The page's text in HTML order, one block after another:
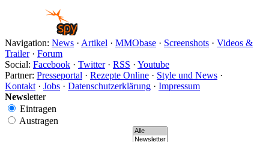
Navigation: News · Artikel · MMObase · Screenshots · Videos &
Trailer· Forum
Social: Facebook · Twitter· RSS · Youtube
Partner: Presseportal · Rezepte Online · Style und News ·
Kontakt · Jobs · Datenschutzerklärung · Impressum
Newsletter
Eintragen
Austragen